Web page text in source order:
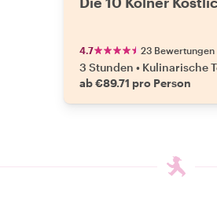
4.7 23 Bewertungen
3 Stunden • Kulinarische
ab €89.71 pro Person